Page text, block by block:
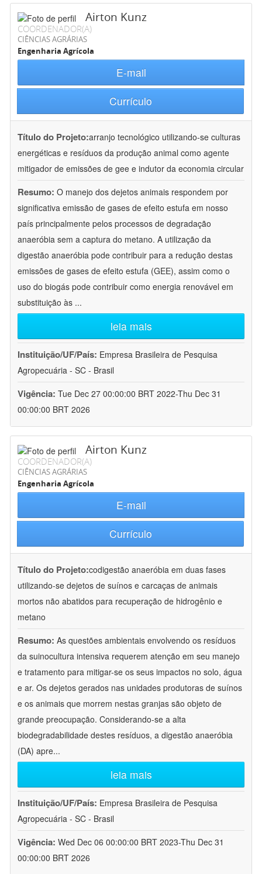
Airton Kunz
COORDENADOR(A)
CIÊNCIAS AGRÁRIAS
Engenharia Agrícola
E-mail
Currículo
Título do Projeto:arranjo tecnológico utilizando-se culturas
energéticas e resíduos da produção animal como agente
mitigador de emissões de gee e indutor da economia circular
Resumo: O manejo dos dejetos animais respondem por
significativa emissão de gases de efeito estufa em nosso
país principalmente pelos processos de degradação
anaeróbia sem a captura do metano. A utilização da
digestão anaeróbia pode contribuir para a redução destas
emissões de gases de efeito estufa (GEE), assim como o
uso do biogás pode contribuir como energia renovável em
substituição às ...
leia mais
Instituição/UF/País: Empresa Brasileira de Pesquisa
Agropecuária - SC - Brasil
Vigência: Tue Dec 27 00:00:00 BRT 2022-Thu Dec 31
00:00:00 BRT 2026
Airton Kunz
COORDENADOR(A)
CIÊNCIAS AGRÁRIAS
Engenharia Agrícola
E-mail
Currículo
Título do Projeto:codigestão anaeróbia em duas fases
utilizando-se dejetos de suínos e carcaças de animais
mortos não abatidos para recuperação de hidrogênio e
metano
Resumo: As questões ambientais envolvendo os resíduos
da suinocultura intensiva requerem atenção em seu manejo
e tratamento para mitigar-se os seus impactos no solo, água
e ar. Os dejetos gerados nas unidades produtoras de suínos
e os animais que morrem nestas granjas são objeto de
grande preocupação. Considerando-se a alta
biodegradabilidade destes resíduos, a digestão anaeróbia
(DA) apre...
leia mais
Instituição/UF/País: Empresa Brasileira de Pesquisa
Agropecuária - SC - Brasil
Vigência: Wed Dec 06 00:00:00 BRT 2023-Thu Dec 31
00:00:00 BRT 2026